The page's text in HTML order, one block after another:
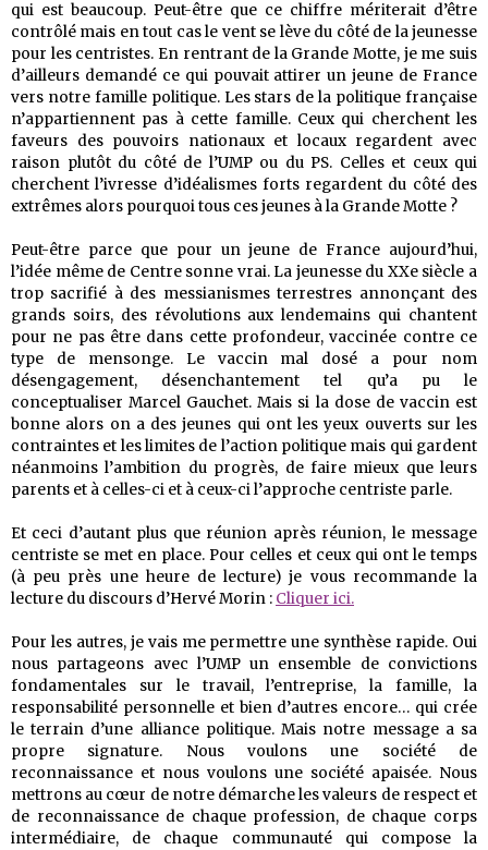
qui est beaucoup. Peut-être que ce chiffre mériterait d’être
contrôlé mais en tout cas le vent se lève du côté de la jeunesse
pour les centristes. En rentrant de la Grande Motte, je me suis
d’ailleurs demandé ce qui pouvait attirer un jeune de France
vers notre famille politique. Les stars de la politique française
n’appartiennent pas à cette famille. Ceux qui cherchent les
faveurs des pouvoirs nationaux et locaux regardent avec
raison plutôt du côté de l’UMP ou du PS. Celles et ceux qui
cherchent l’ivresse d’idéalismes forts regardent du côté des
extrêmes alors pourquoi tous ces jeunes à la Grande Motte ?
Peut-être parce que pour un jeune de France aujourd’hui,
l’idée même de Centre sonne vrai. La jeunesse du XXe siècle a
trop sacrifié à des messianismes terrestres annonçant des
grands soirs, des révolutions aux lendemains qui chantent
pour ne pas être dans cette profondeur, vaccinée contre ce
type de mensonge. Le vaccin mal dosé a pour nom
désengagement, désenchantement tel qu’a pu le
conceptualiser Marcel Gauchet. Mais si la dose de vaccin est
bonne alors on a des jeunes qui ont les yeux ouverts sur les
contraintes et les limites de l’action politique mais qui gardent
néanmoins l’ambition du progrès, de faire mieux que leurs
parents et à celles-ci et à ceux-ci l’approche centriste parle.
Et ceci d’autant plus que réunion après réunion, le message
centriste se met en place. Pour celles et ceux qui ont le temps
(à peu près une heure de lecture) je vous recommande la
lecture du discours d’Hervé Morin : Cliquer ici.
Pour les autres, je vais me permettre une synthèse rapide. Oui
nous partageons avec l’UMP un ensemble de convictions
fondamentales sur le travail, l’entreprise, la famille, la
responsabilité personnelle et bien d’autres encore… qui crée
le terrain d’une alliance politique. Mais notre message a sa
propre signature. Nous voulons une société de
reconnaissance et nous voulons une société apaisée. Nous
mettrons au cœur de notre démarche les valeurs de respect et
de reconnaissance de chaque profession, de chaque corps
intermédiaire, de chaque communauté qui compose la